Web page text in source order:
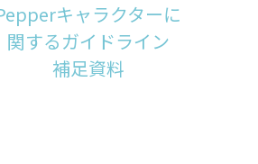
キャラクターに
関するガイドライン
補足資料